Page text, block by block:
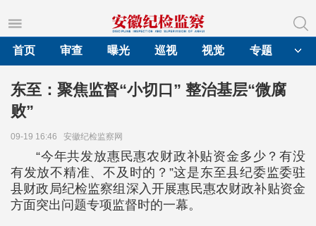
首页
审查 曝光 巡视 视觉 专题
东至：聚焦监督“小切口” 整治基层“微腐
败”
09-19 16:46 安徽纪检监察网
“今年共发放惠民惠农财政补贴资金多少？有没
有发放不精准、不及时的？”这是东至县纪委监委驻
县财政局纪检监察组深入开展惠民惠农财政补贴资金
方面突出问题专项监督时的一幕。